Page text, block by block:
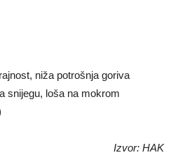
niža potrošnja goriva
snijegu, loša na mokrom
Izvor: HAK